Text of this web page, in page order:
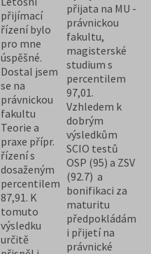
přijímací
řízení bylo
pro mne
úspěšné.
Dostal jsem
se na
právnickou
fakultu
Teorie a
praxe přípr.
řízení s
dosaženým
percentilem
87,91. K
tomuto
výsledku
určitě
přijata na MU -
právnickou
fakultu,
magisterské
studium s
percentilem
97,01.
Vzhledem k
dobrým
výsledkům
SCIO testů
OSP (95) a ZSV
(92.7) a
bonifikaci za
maturitu
předpokládám
i přijetí na
právnické